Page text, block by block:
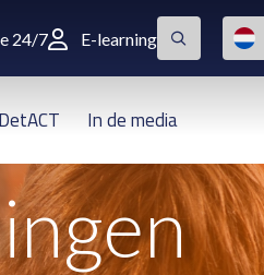
24/7 E-learning
DetACT In de media